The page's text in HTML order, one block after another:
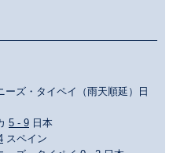
ーズ・タイペイ（雨天順延）日
5 - 9 日本
スペイン